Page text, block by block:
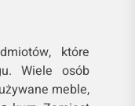
które
Wiele osób
meble,